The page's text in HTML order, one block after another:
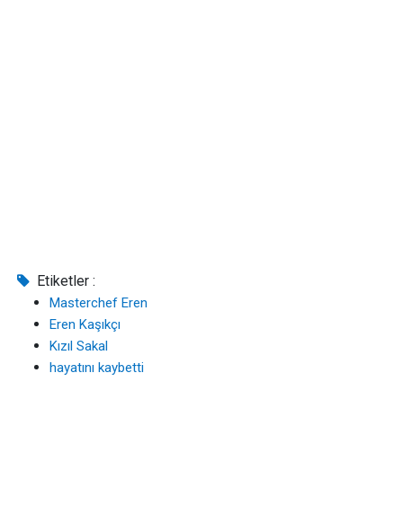
Etiketler :
Masterchef Eren
Eren Kaşıkçı
Kızıl Sakal
hayatını kaybetti